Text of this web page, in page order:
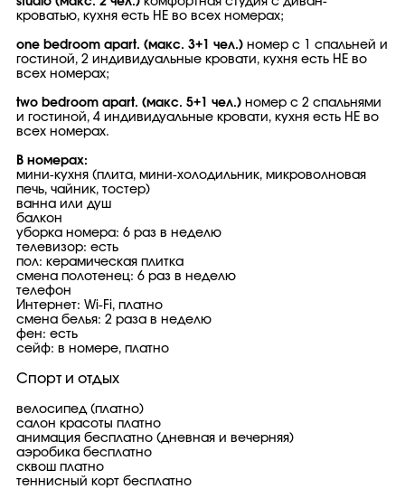
кроватью, кухня есть НЕ во всех номерах;
one bedroom apart. (макс. 3+1 чел.) номер с 1 спальней и
гостиной, 2 индивидуальные кровати, кухня есть НЕ во
всех номерах;
two bedroom apart. (макс. 5+1 чел.) номер с 2 спальнями
и гостиной, 4 индивидуальные кровати, кухня есть НЕ во
всех номерах.
В номерах:
мини-кухня (плита, мини-холодильник, микроволновая
печь, чайник, тостер)
ванна или душ
балкон
уборка номера: 6 раз в неделю
телевизор: есть
пол: керамическая плитка
смена полотенец: 6 раз в неделю
телефон
Интернет: Wi-Fi, платно
смена белья: 2 раза в неделю
фен: есть
сейф: в номере, платно
Спорт и отдых
велосипед (платно)
салон красоты платно
анимация бесплатно (дневная и вечерняя)
аэробика бесплатно
сквош платно
теннисный корт бесплатно